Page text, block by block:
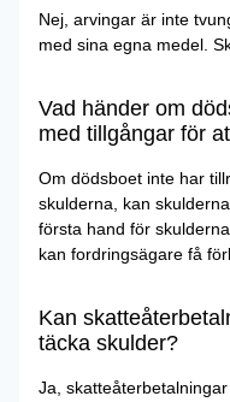
Nej, arvingar är inte
med sina egna medel.
Vad händer om
med tillgångar för
Om dödsboet inte har
skulderna, kan
första hand för
kan fordringsägare få
Kan
täcka skulder?
Ja,